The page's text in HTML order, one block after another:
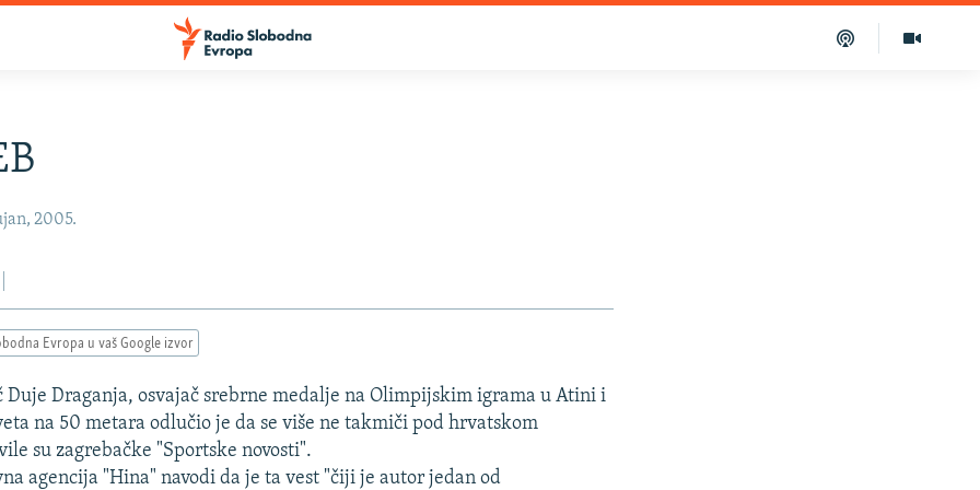
2005.
Evropa u vaš Google izvor
Draganja, osvajač srebrne medalje na Olimpijskim igrama u Atini i
na 50 metara odlučio je da se više ne takmiči pod hrvatskom
su zagrebačke "Sportske novosti".
agencija "Hina" navodi da je ta vest "čiji je autor jedan od